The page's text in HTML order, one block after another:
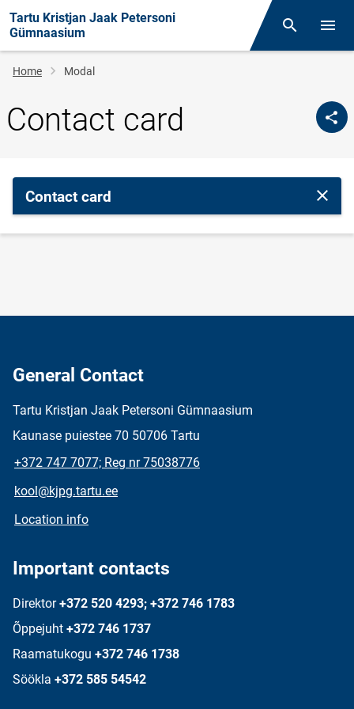
Tartu Kristjan Jaak Petersoni
Gümnaasium
Otsing
Breadcrumb
Home Modal
Contact card
Contact card Close
General Contact
Tartu Kristjan Jaak Petersoni Gümnaasium
Kaunase puiestee 70 50706 Tartu
+372 747 7077; Reg nr 75038776
kool@kjpg.tartu.ee
Location info
Important contacts
Direktor +372 520 4293; +372 746 1783
Õppejuht +372 746 1737
Raamatukogu +372 746 1738
Söökla +372 585 54542